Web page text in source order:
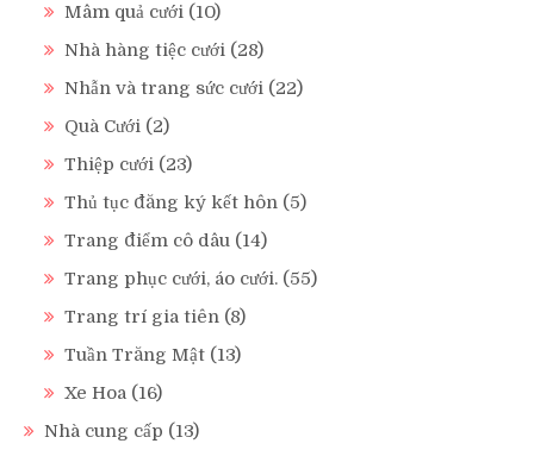
Mâm quả cưới (10)
Nhà hàng tiệc cưới (28)
Nhẫn và trang sức cưới (22)
Quà Cưới (2)
Thiệp cưới (23)
Thủ tục đăng ký kết hôn (5)
Trang điểm cô dâu (14)
Trang phục cưới, áo cưới. (55)
Trang trí gia tiên (8)
Tuần Trăng Mật (13)
Xe Hoa (16)
Nhà cung cấp (13)